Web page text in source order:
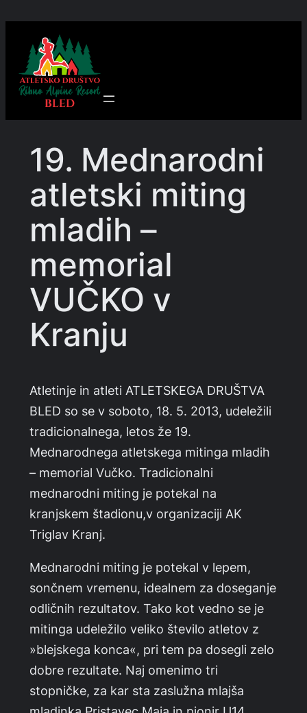
vsebino
19. Mednarodni
atletski miting
mladih –
memorial
VUČKO v
Kranju
Atletinje in atleti ATLETSKEGA DRUŠTVA
BLED so se v soboto, 18. 5. 2013, udeležili
tradicionalnega, letos že 19.
Mednarodnega atletskega mitinga mladih
– memorial Vučko. Tradicionalni
mednarodni miting je potekal na
kranjskem štadionu,v organizaciji AK
Triglav Kranj.
Mednarodni miting je potekal v lepem,
sončnem vremenu, idealnem za doseganje
odličnih rezultatov. Tako kot vedno se je
mitinga udeležilo veliko število atletov z
»blejskega konca«, pri tem pa dosegli zelo
dobre rezultate. Naj omenimo tri
stopničke, za kar sta zaslužna mlajša